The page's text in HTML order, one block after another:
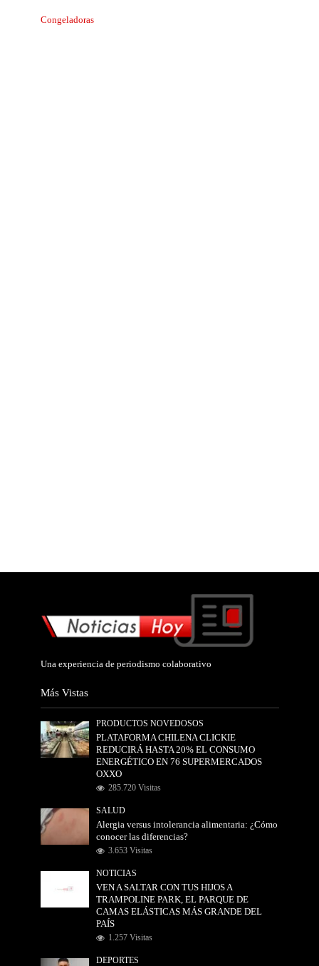
Congeladoras
Una experiencia de periodismo colaborativo
Más Vistas
PRODUCTOS NOVEDOSOS
PLATAFORMA CHILENA CLICKIE
REDUCIRÁ HASTA 20% EL CONSUMO
ENERGÉTICO EN 76 SUPERMERCADOS
OXXO
285.720 Visitas
SALUD
Alergia versus intolerancia alimentaria: ¿Cómo
conocer las diferencias?
3.653 Visitas
NOTICIAS
VEN A SALTAR CON TUS HIJOS A
TRAMPOLINE PARK, EL PARQUE DE
CAMAS ELÁSTICAS MÁS GRANDE DEL
PAÍS
1.257 Visitas
DEPORTES